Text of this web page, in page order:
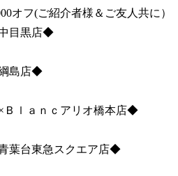
オフ(ご紹介者様＆ご友人共に）
目黒店◆
島店◆
ｌａｎｃアリオ橋本店◆
葉台東急スクエア店◆